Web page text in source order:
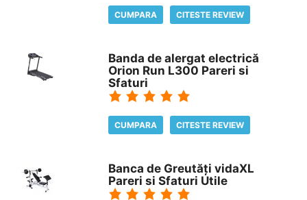
CUMPARA CITESTE REVIEW
Banda de alergat electrică
Orion Run L300 Pareri si
Sfaturi
CUMPARA CITESTE REVIEW
Banca de Greutăți vidaXL
Pareri si Sfaturi Utile